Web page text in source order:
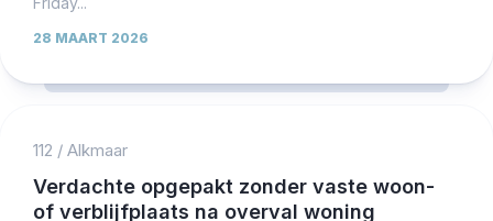
28 MAART 2026
112 / Alkmaar
Verdachte opgepakt zonder vaste woon-
of verblijfplaats na overval woning